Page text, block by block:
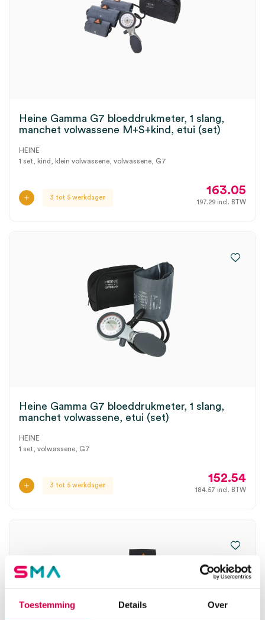
Toestemming Details Over
Heine Gamma G7 bloeddrukmeter, 1 slang,
manchet volwassene M+S+kind, etui (set)
HEINE
1 set, kind, klein volwassene, volwassene, G7
3 tot 5 werkdagen
163.05
197.29 incl. BTW
Heine Gamma G7 bloeddrukmeter, 1 slang,
manchet volwassene, etui (set)
HEINE
1 set, volwassene, G7
3 tot 5 werkdagen
152.54
184.57 incl. BTW